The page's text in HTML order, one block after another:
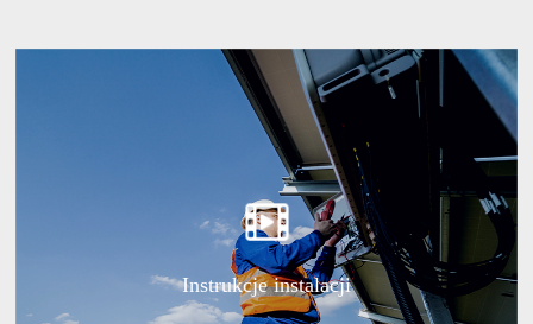
Instrukcje instalacji